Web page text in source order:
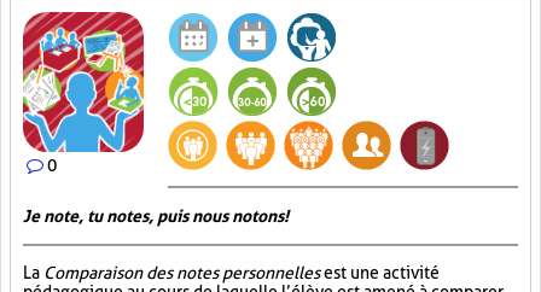
0
Je note, tu notes, puis nous notons!
La Comparaison des notes personnellesest une activité